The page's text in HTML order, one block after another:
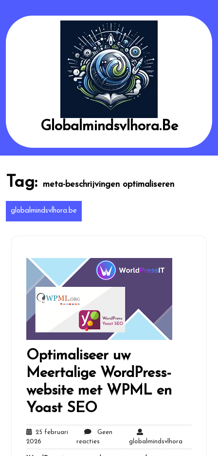
content
Globalmindsvlhora.be
Tag: meta-beschrijvingen optimaliseren
globalmindsvlhora.be
Optimaliseer uw
Meertalige WordPress-
website met WPML en
Yoast SEO
25 februari
2026
februari
Geen
reacties
reacties
globalmindsvlhora